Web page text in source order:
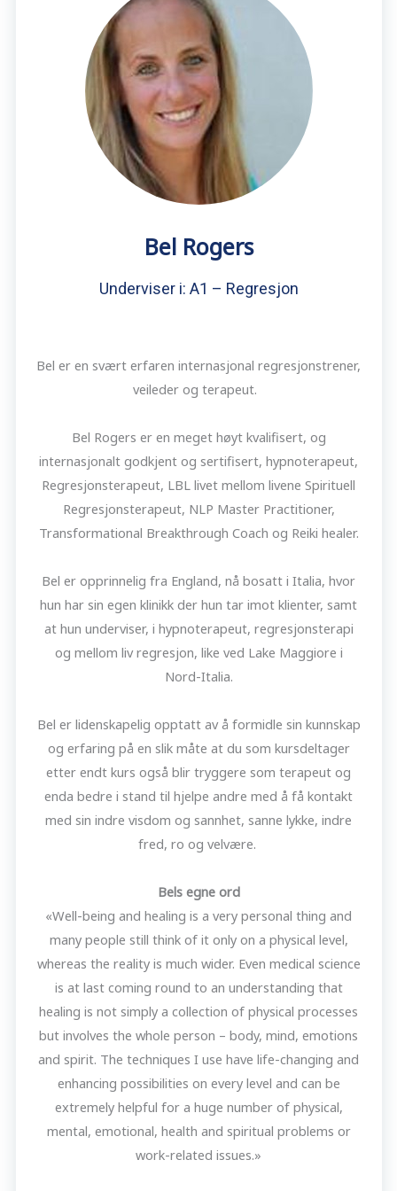
Bel Rogers
Underviser i: A1 – Regresjon
Bel er en svært erfaren internasjonal regresjonstrener,
veileder og terapeut.
Bel Rogers er en meget høyt kvalifisert, og
internasjonalt godkjent og sertifisert, hypnoterapeut,
Regresjonsterapeut, LBL livet mellom livene Spirituell
Regresjonsterapeut, NLP Master Practitioner,
Transformational Breakthrough Coach og Reiki healer.
Bel er opprinnelig fra England, nå bosatt i Italia, hvor
hun har sin egen klinikk der hun tar imot klienter, samt
at hun underviser, i hypnoterapeut, regresjonsterapi
og mellom liv regresjon, like ved Lake Maggiore i
Nord-Italia.
Bel er lidenskapelig opptatt av å formidle sin kunnskap
og erfaring på en slik måte at du som kursdeltager
etter endt kurs også blir tryggere som terapeut og
enda bedre i stand til hjelpe andre med å få kontakt
med sin indre visdom og sannhet, sanne lykke, indre
fred, ro og velvære.
Bels egne ord
«Well-being and healing is a very personal thing and
many people still think of it only on a physical level,
whereas the reality is much wider. Even medical science
is at last coming round to an understanding that
healing is not simply a collection of physical processes
but involves the whole person – body, mind, emotions
and spirit. The techniques I use have life-changing and
enhancing possibilities on every level and can be
extremely helpful for a huge number of physical,
mental, emotional, health and spiritual problems or
work-related issues.»